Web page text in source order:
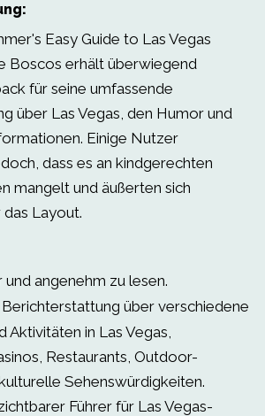
Easy Guide to Las Vegas
Boscos erhält überwiegend
für seine umfassende
über Las Vegas, den Humor und
Einige Nutzer
dass es an kindgerechten
mangelt und äußerten sich
Layout.
angenehm zu lesen.
über verschiedene
Aktivitäten in Las Vegas,
Restaurants, Outdoor-
Sehenswürdigkeiten.
Führer für Las Vegas-